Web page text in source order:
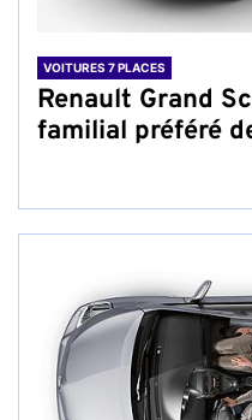
VOITURES 7 PLACES
Renault Grand
familial préféré